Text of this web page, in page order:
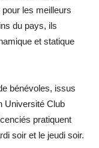
les meilleurs
du pays, ils
et statique
bénévoles, issus
Université Club
pratiquent
soir et le jeudi soir.